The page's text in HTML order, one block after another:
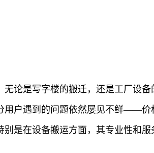
论是写字楼的搬迁，还是工厂设
户遇到的问题依然屡见不鲜——价
是在设备搬运方面，其专业性和服